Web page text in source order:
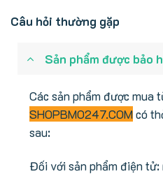
Câu hỏi thường gặp
Sản phẩm được bảo
Các sản phẩm được mua
SHOPBMO247.COMcó
sau:
Đối với sản phẩm điện tử: